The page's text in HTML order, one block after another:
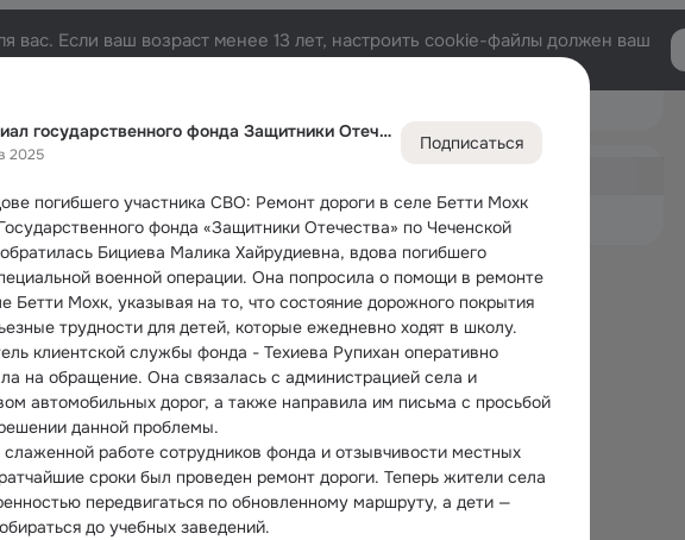
Филиал государственного фонда Защитники Отечества
2025
Подписаться
погибшего участника СВО: Ремонт дороги в селе Бетти Мохк
фонда «Защитники Отечества» по Чеченской
Бициева Малика Хайрудиевна, вдова погибшего
военной операции. Она попросила о помощи в ремонте
Бетти Мохк, указывая на то, что состояние дорожного покрытия
трудности для детей, которые ежедневно ходят в школу.
клиентской службы фонда - Техиева Рупихан оперативно
на обращение. Она связалась с администрацией села и
автомобильных дорог, а также направила им письма с просьбой
данной проблемы.
слаженной работе сотрудников фонда и отзывчивости местных
сроки был проведен ремонт дороги. Теперь жители села
передвигаться по обновленному маршруту, а дети —
до учебных заведений.
Если ваш возраст менее 13 лет, настроить cookie-файлы должен ваш
Дополнительная
Обсуждаемые